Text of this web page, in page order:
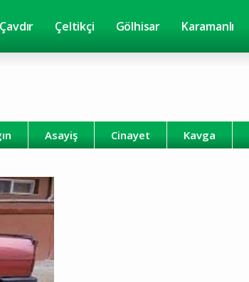
Çavdır Çeltikçi Gölhisar Karamanlı
Asayiş Cinayet Kavga